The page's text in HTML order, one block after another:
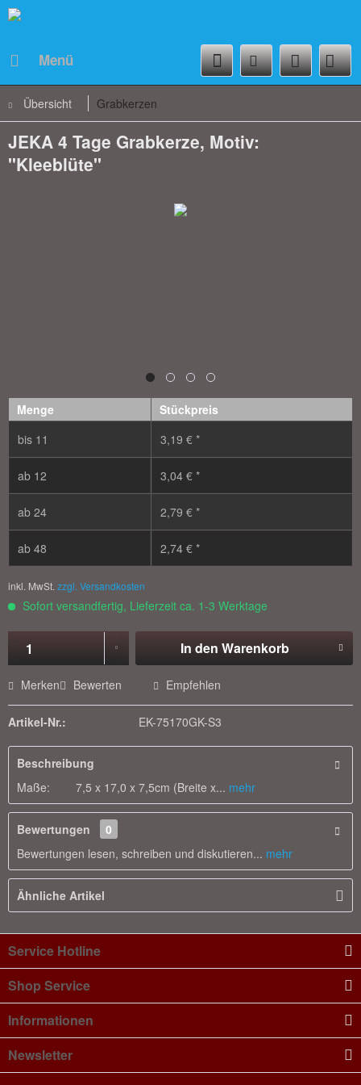
Menü
Übersicht Grabkerzen
JEKA 4 Tage Grabkerze, Motiv:
"Kleeblüte"
Menge
Stückpreis
bis 11 3,19 € *
ab 12 3,04 € *
ab 24 2,79 € *
ab 48 2,74 € *
inkl. MwSt. zzgl. Versandkosten
Sofort versandfertig, Lieferzeit ca. 1-3 Werktage
In den Warenkorb
Merken Bewerten Empfehlen
Artikel-Nr.: EK-75170GK-S3
Beschreibung
Maße: 7,5 x 17,0 x 7,5cm (Breite x... mehr
Bewertungen
0
Bewertungen lesen, schreiben und diskutieren... mehr
Ähnliche Artikel
Service Hotline
Shop Service
Informationen
Newsletter